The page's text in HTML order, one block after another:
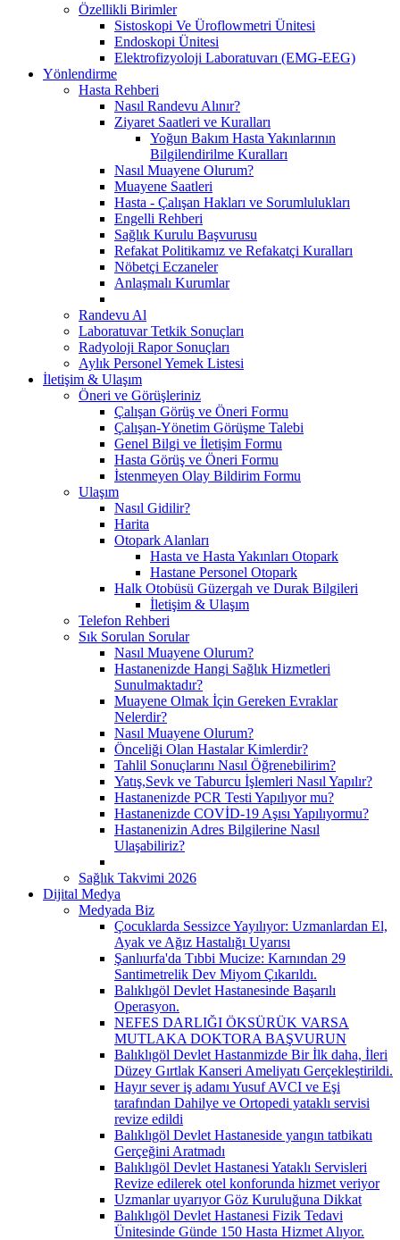
Özellikli Birimler
Sistoskopi Ve Üroflowmetri Ünitesi
Endoskopi Ünitesi
Elektrofizyoloji Laboratuvarı (EMG-EEG)
Yönlendirme
Hasta Rehberi
Nasıl Randevu Alınır?
Ziyaret Saatleri ve Kuralları
Yoğun Bakım Hasta Yakınlarının
Bilgilendirilme Kuralları
Nasıl Muayene Olurum?
Muayene Saatleri
Hasta - Çalışan Hakları ve Sorumlulukları
Engelli Rehberi
Sağlık Kurulu Başvurusu
Refakat Politikamız ve Refakatçi Kuralları
Nöbetçi Eczaneler
Anlaşmalı Kurumlar
Randevu Al
Laboratuvar Tetkik Sonuçları
Radyoloji Rapor Sonuçları
Aylık Personel Yemek Listesi
İletişim & Ulaşım
Öneri ve Görüşleriniz
Çalışan Görüş ve Öneri Formu
Çalışan-Yönetim Görüşme Talebi
Genel Bilgi ve İletişim Formu
Hasta Görüş ve Öneri Formu
İstenmeyen Olay Bildirim Formu
Ulaşım
Nasıl Gidilir?
Harita
Otopark Alanları
Hasta ve Hasta Yakınları Otopark
Hastane Personel Otopark
Halk Otobüsü Güzergah ve Durak Bilgileri
İletişim & Ulaşım
Telefon Rehberi
Sık Sorulan Sorular
Nasıl Muayene Olurum?
Hastanenizde Hangi Sağlık Hizmetleri
Sunulmaktadır?
Muayene Olmak İçin Gereken Evraklar
Nelerdir?
Nasıl Muayene Olurum?
Önceliği Olan Hastalar Kimlerdir?
Tahlil Sonuçlarını Nasıl Öğrenebilirim?
Yatış,Sevk ve Taburcu İşlemleri Nasıl Yapılır?
Hastanenizde PCR Testi Yapılıyor mu?
Hastanenizde COVİD-19 Aşısı Yapılıyormu?
Hastanenizin Adres Bilgilerine Nasıl
Ulaşabiliriz?
Sağlık Takvimi 2026
Dijital Medya
Medyada Biz
Çocuklarda Sessizce Yayılıyor: Uzmanlardan El,
Ayak ve Ağız Hastalığı Uyarısı
Şanlıurfa'da Tıbbi Mucize: Karnından 29
Santimetrelik Dev Miyom Çıkarıldı.
Balıklıgöl Devlet Hastanesinde Başarılı
Operasyon.
NEFES DARLIĞI ÖKSÜRÜK VARSA
MUTLAKA DOKTORA BAŞVURUN
Balıklıgöl Devlet Hastanmizde Bir İlk daha, İleri
Düzey Gırtlak Kanseri Ameliyatı Gerçekleştirildi.
Hayır sever iş adamı Yusuf AVCI ve Eşi
tarafından Dahilye ve Ortopedi yataklı servisi
revize edildi
Balıklıgöl Devlet Hastaneside yangın tatbikatı
Gerçeğini Aratmadı
Balıklıgöl Devlet Hastanesi Yataklı Servisleri
Revize edilerek otel konforunda hizmet veriyor
Uzmanlar uyarıyor Göz Kuruluğuna Dikkat
Balıklıgöl Devlet Hastanesi Fizik Tedavi
Ünitesinde Günde 150 Hasta Hizmet Alıyor.